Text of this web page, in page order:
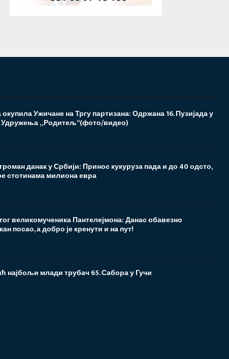
окупила Ужичане на Тргу партизана: Одржана 16. Пузијада у
Удружења „Родитељ“(фото/видео)
данак у Србији: Принос кукуруза пада и до 40 одсто,
стотинама милиона евра
великомученика Пантелејмона: Данас обавезно
посао, а добро је кренути и на пут!
најбољи млади трубач 65. Сабора у Гучи